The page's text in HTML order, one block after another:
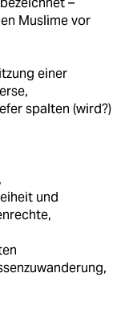
Muslime vor
einer
spalten (wird?)
und